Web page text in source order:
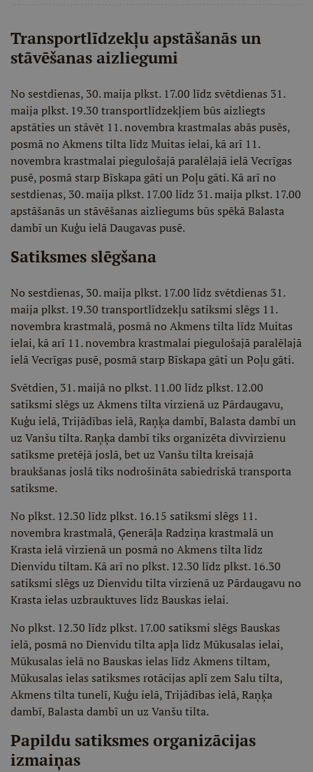
Transportlīdzekļu apstāšanās un
stāvēšanas aizliegumi
No sestdienas, 30. maija plkst. 17.00 līdz svētdienas 31.
maija plkst. 19.30 transportlīdzekļiem būs aizliegts
apstāties un stāvēt 11. novembra krastmalas abās pusēs,
posmā no Akmens tilta līdz Muitas ielai, kā arī 11.
novembra krastmalai piegulošajā paralēlajā ielā Vecrīgas
pusē, posmā starp Bīskapa gāti un Poļu gāti. Kā arī no
sestdienas, 30. maija plkst. 17.00 līdz 31. maija plkst. 17.00
apstāšanās un stāvēšanas aizliegums būs spēkā Balasta
dambī un Kuģu ielā Daugavas pusē.
Satiksmes slēgšana
No sestdienas, 30. maija plkst. 17.00 līdz svētdienas 31.
maija plkst. 19.30 transportlīdzekļu satiksmi slēgs 11.
novembra krastmalā, posmā no Akmens tilta līdz Muitas
ielai, kā arī 11. novembra krastmalai piegulošajā paralēlajā
ielā Vecrīgas pusē, posmā starp Bīskapa gāti un Poļu gāti.
Svētdien, 31. maijā no plkst. 11.00 līdz plkst. 12.00
satiksmi slēgs uz Akmens tilta virzienā uz Pārdaugavu,
Kuģu ielā, Trijādības ielā, Raņķa dambī, Balasta dambī un
uz Vanšu tilta. Raņķa dambī tiks organizēta divvirzienu
satiksme pretējā joslā, bet uz Vanšu tilta kreisajā
braukšanas joslā tiks nodrošināta sabiedriskā transporta
satiksme.
No plkst. 12.30 līdz plkst. 16.15 satiksmi slēgs 11.
novembra krastmalā, Ģenerāļa Radziņa krastmalā un
Krasta ielā virzienā un posmā no Akmens tilta līdz
Dienvidu tiltam. Kā arī no plkst. 12.30 līdz plkst. 16.30
satiksmi slēgs uz Dienvidu tilta virzienā uz Pārdaugavu no
Krasta ielas uzbrauktuves līdz Bauskas ielai.
No plkst. 12.30 līdz plkst. 17.00 satiksmi slēgs Bauskas
ielā, posmā no Dienvidu tilta apļa līdz Mūkusalas ielai,
Mūkusalas ielā no Bauskas ielas līdz Akmens tiltam,
Mūkusalas ielas satiksmes rotācijas aplī zem Salu tilta,
Akmens tilta tunelī, Kuģu ielā, Trijādības ielā, Raņķa
dambī, Balasta dambī un uz Vanšu tilta.
Papildu satiksmes organizācijas
izmaiņas